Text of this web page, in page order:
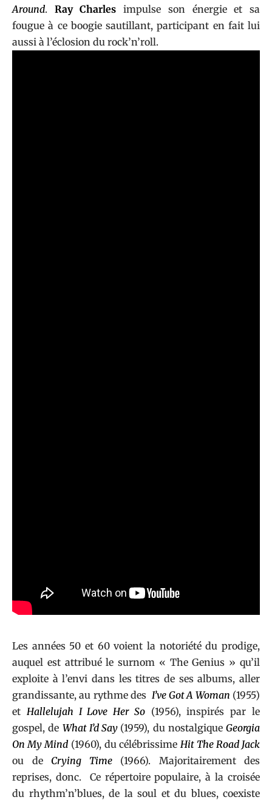
Around. Ray Charles
impulse son énergie et sa
fougue à ce boogie sautillant, participant en fait lui
aussi à l’éclosion du rock’n’roll.
Les années 50 et 60 voient la notoriété du prodige,
auquel est attribué le surnom « The Genius » qu’il
exploite à l’envi dans les titres de ses albums, aller
grandissante, au rythme desI’ve Got A Woman (1955)
et Hallelujah I Love Her So(1956), inspirés par le
gospel, de What I’d Say (1959), du nostalgique Georgia
On My Mind(1960), du célébrissimeHit The Road Jack
ou de Crying Time(1966). Majoritairement des
reprises, donc. Ce répertoire populaire, à la croisée
du rhythm’n’blues, de la soul et du blues, coexiste